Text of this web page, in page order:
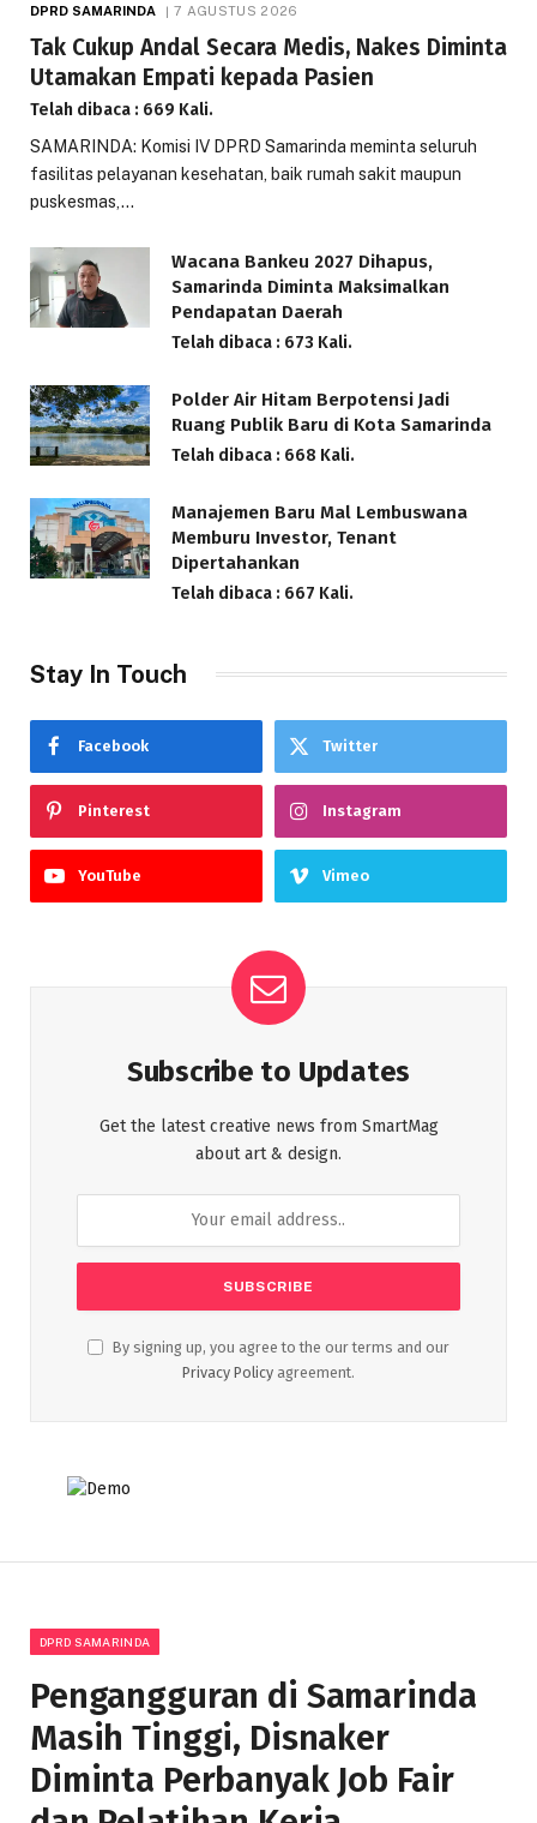
DPRD SAMARINDA 7 AGUSTUS 2026
Tak Cukup Andal Secara Medis, Nakes Diminta
Utamakan Empati kepada Pasien
Telah dibaca : 669 Kali.
SAMARINDA: Komisi IV DPRD Samarinda meminta seluruh
fasilitas pelayanan kesehatan, baik rumah sakit maupun
puskesmas,…
Wacana Bankeu 2027 Dihapus,
Samarinda Diminta Maksimalkan
Pendapatan Daerah
Telah dibaca : 673 Kali.
Polder Air Hitam Berpotensi Jadi
Ruang Publik Baru di Kota Samarinda
Telah dibaca : 668 Kali.
Manajemen Baru Mal Lembuswana
Memburu Investor, Tenant
Dipertahankan
Telah dibaca : 667 Kali.
Stay In Touch
Facebook Twitter
Pinterest Instagram
YouTube Vimeo
Subscribe to Updates
Get the latest creative news from SmartMag
about art & design.
By signing up, you agree to the our terms and our
Privacy Policy agreement.
DPRD SAMARINDA
Pengangguran di Samarinda
Masih Tinggi, Disnaker
Diminta Perbanyak Job Fair